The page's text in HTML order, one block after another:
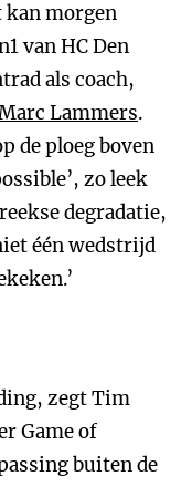
kan morgen
van HC Den
als coach,
Lammers.
de ploeg boven
zo leek
degradatie,
één wedstrijd
zegt Tim
Game of
buiten de